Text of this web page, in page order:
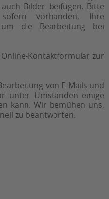
Bilder beifügen. Bitte
vorhanden, Ihre
die Bearbeitung bei
Kontaktformular zur
von E-Mails und
unter Umständen einige
kann. Wir bemühen uns,
zu beantworten.